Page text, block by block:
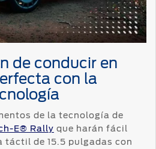
de conducir en
con la
de la tecnología de
E® Rally que harán fácil
de 15.5 pulgadas con